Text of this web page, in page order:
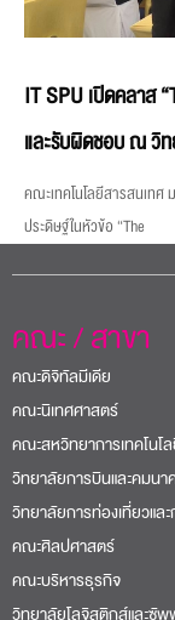
IT SPU เปิดคลาส
และรับผิดชอบ ณ วิท
คณะเทคโนโลยีสารสนเท
ประดิษฐ์ในหัวข้อ “The
คณะ / สาขา
คณะดิจิทัลมีเดีย
คณะนิเทศศาสตร์
คณะสหวิทยาการเทคโนโ
วิทยาลัยการบินและคมนา
วิทยาลัยการท่องเที่ยวแล
คณะศิลปศาสตร์
คณะบริหารธุรกิจ
วิทยาลัยโลจิสติกส์และซัพ